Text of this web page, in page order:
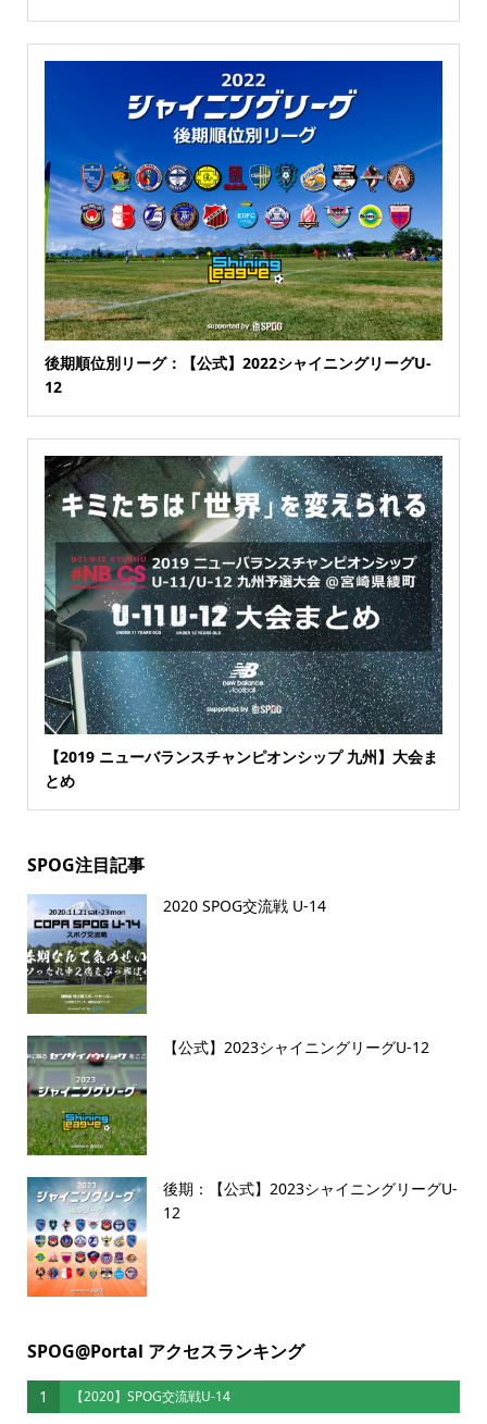
後期順位別リーグ：【公式】2022シャイニングリーグU-
12
【2019 ニューバランスチャンピオンシップ 九州】大会ま
とめ
SPOG注目記事
2020 SPOG交流戦 U-14
【公式】2023シャイニングリーグU-12
後期：【公式】2023シャイニングリーグU-
12
SPOG@Portal アクセスランキング
1 【2020】SPOG交流戦U-14